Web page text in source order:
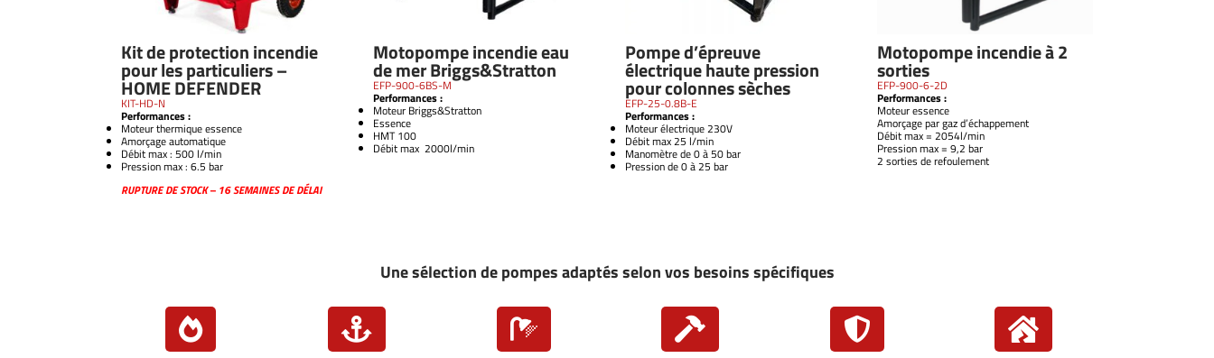
Kit de protection incendie
pour les particuliers –
HOME DEFENDER
KIT-HD-N
Performances :
Moteur thermique essence
Amorçage automatique
Débit max : 500 l/min
Pression max : 6.5 bar
RUPTURE DE STOCK – 16 SEMAINES DE DÉLAI
Motopompe incendie eau
de mer Briggs&Stratton
EFP-900-6BS-M
Performances :
Moteur Briggs&Stratton
Essence
HMT 100
Débit max 2000l/min
Pompe d’épreuve
électrique haute pression
pour colonnes sèches
EFP-25-0.8B-E
Performances :
Moteur électrique 230V
Débit max 25 l/min
Manomètre de 0 à 50 bar
Pression de 0 à 25 bar
Motopompe incendie à 2
sorties
EFP-900-6-2D
Performances :
Moteur essence
Amorçage par gaz d’échappement
Débit max = 2054l/min
Pression max = 9,2 bar
2 sorties de refoulement
Une sélection de pompes adaptés selon vos besoins spécifiques
     